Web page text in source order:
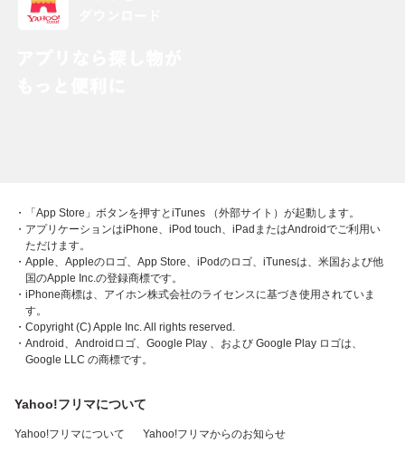
・「App Store」ボタンを押すとiTunes （外部サイト）が起動します。
・アプリケーションはiPhone、iPod touch、iPadまたはAndroidでご利用い
ただけます。
・Apple、Appleのロゴ、App Store、iPodのロゴ、iTunesは、米国および他
国のApple Inc.の登録商標です。
・iPhone商標は、アイホン株式会社のライセンスに基づき使用されていま
す。
・Copyright (C) Apple Inc. All rights reserved.
・Android、Androidロゴ、Google Play 、および Google Play ロゴは、
Google LLC の商標です。
Yahoo!フリマについて
Yahoo!フリマについて Yahoo!フリマからのお知らせ